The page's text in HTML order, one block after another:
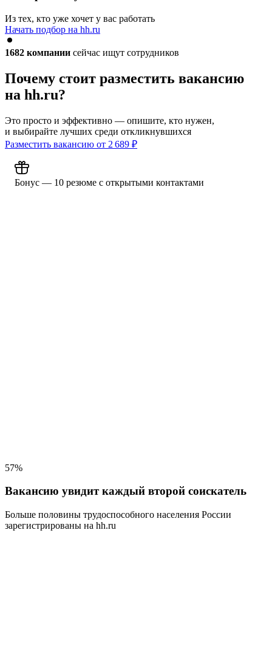
Из тех, кто уже хочет у вас работать
Начать подбор на hh.ru
1682 компании сейчас ищут сотрудников
Почему стоит разместить вакансию
на hh.ru?
Это просто и эффективно — опишите, кто нужен,
и выбирайте лучших среди откликнувшихся
Разместить вакансию от 2 689 ₽
Бонус — 10 резюме с открытыми контактами
57%
Вакансию увидит каждый второй соискатель
Больше половины трудоспособного населения России
зарегистрированы на hh.ru